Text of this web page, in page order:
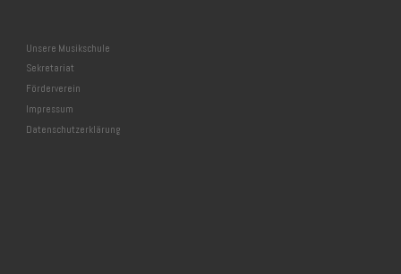
Unsere Musikschule
Sekretariat
Förderverein
Impressum
Datenschutzerklärung